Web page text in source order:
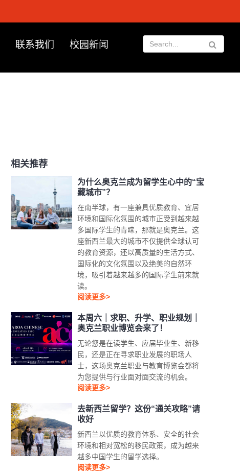
联系我们 校园新闻
相关推荐
为什么奥克兰成为留学生心中的“宝
藏城市”？
在南半球，有一座兼具优质教育、宜居
环境和国际化氛围的城市正受到越来越
多国际学生的青睐，那就是奥克兰。这
座新西兰最大的城市不仅提供全球认可
的教育资源，还以高质量的生活方式、
国际化的文化氛围以及绝美的自然环
境，吸引着越来越多的国际学生前来就
读。
阅读更多>
本周六｜求职、升学、职业规划｜
奥克兰职业博览会来了！
无论您是在读学生、应届毕业生、新移
民，还是正在寻求职业发展的职场人
士，这场奥克兰职业与教育博览会都将
为您提供与行业面对面交流的机会。
阅读更多>
去新西兰留学？这份“通关攻略”请
收好
新西兰以优质的教育体系、安全的社会
环境和相对宽松的移民政策，成为越来
越多中国学生的留学选择。
阅读更多>